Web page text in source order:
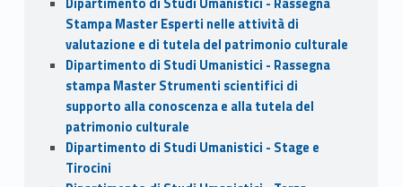
Stampa Master Esperti nelle attività di
valutazione e di tutela del patrimonio culturale
Dipartimento di Studi Umanistici - Rassegna
stampa Master Strumenti scientifici di
supporto alla conoscenza e alla tutela del
patrimonio culturale
Dipartimento di Studi Umanistici - Stage e
Tirocini